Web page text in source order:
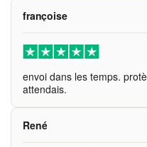
françoise
envoi dans les temps.
attendais.
René